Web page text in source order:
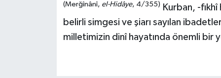
(Merğînânî, el-Hidâye, 4/355)Kurban, -fıkhî
belirli simgesi ve şiarı sayılan
milletimizin dinî hayatında önemli bir
Çorum Müftülüğü
Biyografiler